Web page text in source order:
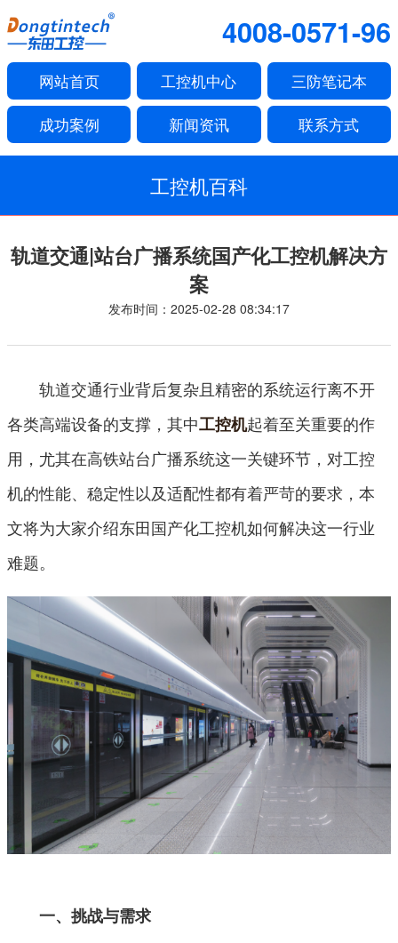
4008-0571-96
网站首页 工控机中心 三防笔记本
成功案例 新闻资讯 联系方式
工控机百科
轨道交通|站台广播系统国产化工控机解决方
案
发布时间：2025-02-28 08:34:17
轨道交通行业背后复杂且精密的系统运行离不开
各类高端设备的支撑，其中工控机起着至关重要的作
用，尤其在高铁站台广播系统这一关键环节，对工控
机的性能、稳定性以及适配性都有着严苛的要求，本
文将为大家介绍东田国产化工控机如何解决这一行业
难题。
一、挑战与需求